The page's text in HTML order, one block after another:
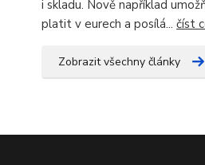
i skladu. Nově například
platit v eurech a posílá... číst
Zobrazit všechny články